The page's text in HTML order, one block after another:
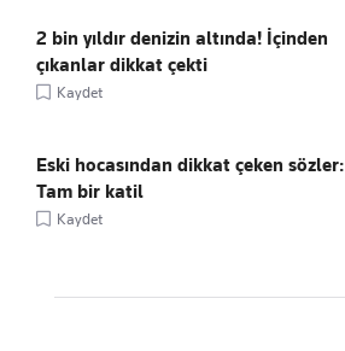
2 bin yıldır denizin altında! İçinden
çıkanlar dikkat çekti
Kaydet
Eski hocasından dikkat çeken sözler:
Tam bir katil
Kaydet